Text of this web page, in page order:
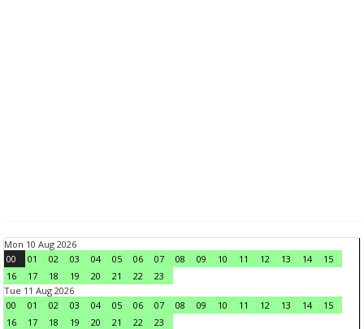
Mon 10 Aug 2026
00
01 02 03 04 05 06 07 08 09 10 11 12 13 14
15
16
17 18 19 20 21 22
23
Tue 11 Aug 2026
00
01 02 03 04 05 06 07 08 09 10 11 12 13 14
15
16
17 18 19 20 21 22
23